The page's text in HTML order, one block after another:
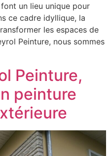
un lieu unique pour
ce cadre idyllique, la
les espaces de
Peinture, nous sommes
Peinture,
peinture